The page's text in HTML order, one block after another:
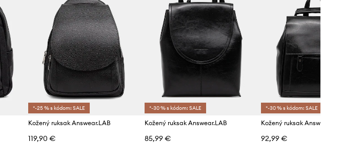
*-25 % s kódom: SALE
Kožený ruksak Answear.LAB
119,90 €
*-30 % s kódom: SALE
Kožený ruksak Answear.LAB
85,99 €
*-30 % s kódom: SALE
Kožený ruksak
92,99 €